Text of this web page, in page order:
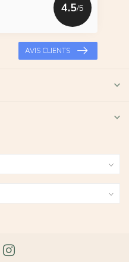
4.5/5
AVIS CLIENTS